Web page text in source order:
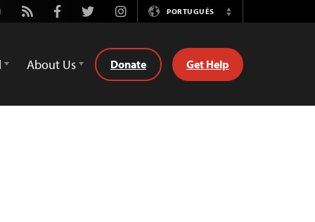
Rss FacebookTwitterInstagramPORTUGUÊS
Switch
About Us Donate Get Help